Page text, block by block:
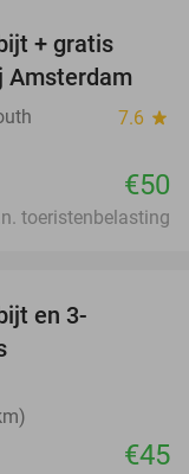
+ gratis
Amsterdam
7.6 star
€50
toeristenbelasting
en 3-
€45